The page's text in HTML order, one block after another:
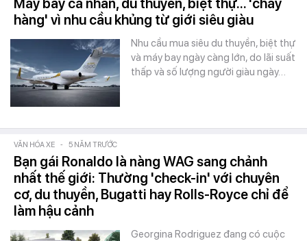
Máy bay cá nhân, du thuyền, biệt thự... 'cháy
hàng' vì nhu cầu khủng từ giới siêu giàu
Nhu cầu mua siêu du thuyền, biệt thự
và máy bay ngày càng lớn, do lãi suất
thấp và số lượng người giàu ngày…
VĂN HÓA XE - 5 NĂM TRƯỚC
Bạn gái Ronaldo là nàng WAG sang chảnh
nhất thế giới: Thường 'check-in' với chuyên
cơ, du thuyền, Bugatti hay Rolls-Royce chỉ để
làm hậu cảnh
Georgina Rodriguez đang có cuộc